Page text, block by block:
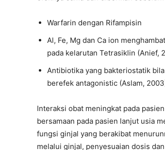
Warfarin dengan Rifampisin
Al, Fe, Mg dan Ca ion
pada kelarutan Tetrasiklin (Anief,
Antibiotika yang bakteriostatik
berefek antagonistic (Aslam,
Interaksi obat meningkat pada
bersamaan pada pasien lanjut usia
fungsi ginjal yang berakibat
melalui ginjal, penyesuaian dosis